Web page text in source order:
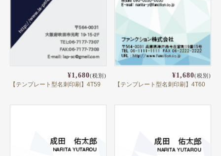
¥1,680(税別)
【テンプレート型名刺印刷】4T59
¥1,680(税別)
【テンプレート型名刺印刷】4T60